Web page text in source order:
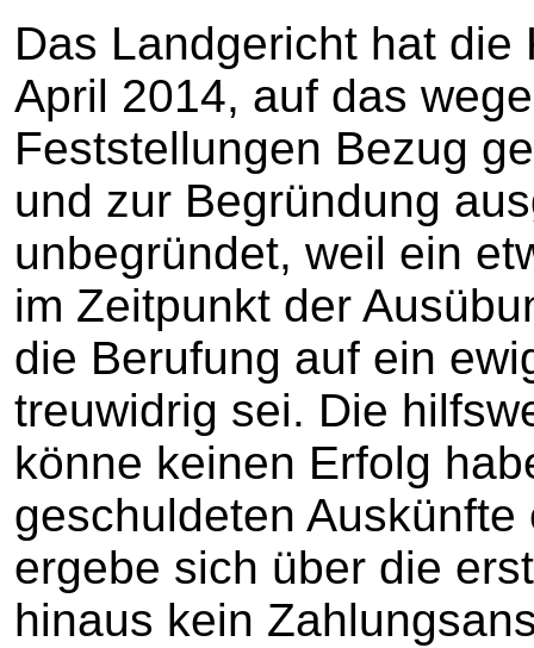
Das Landgericht hat die
April 2014, auf das
Feststellungen Bezug
und zur Begründung
unbegründet, weil ein
im Zeitpunkt der
die Berufung auf ein
treuwidrig sei. Die
könne keinen Erfolg
geschuldeten
ergebe sich über die
hinaus kein